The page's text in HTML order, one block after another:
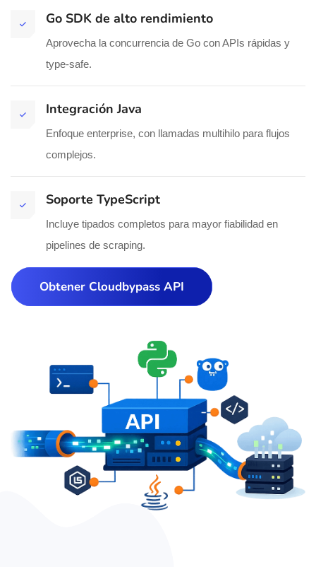
Go SDK de alto rendimiento
Aprovecha la concurrencia de Go con APIs rápidas y
type-safe.
Integración Java
Enfoque enterprise, con llamadas multihilo para flujos
complejos.
Soporte TypeScript
Incluye tipados completos para mayor fiabilidad en
pipelines de scraping.
Obtener Cloudbypass API